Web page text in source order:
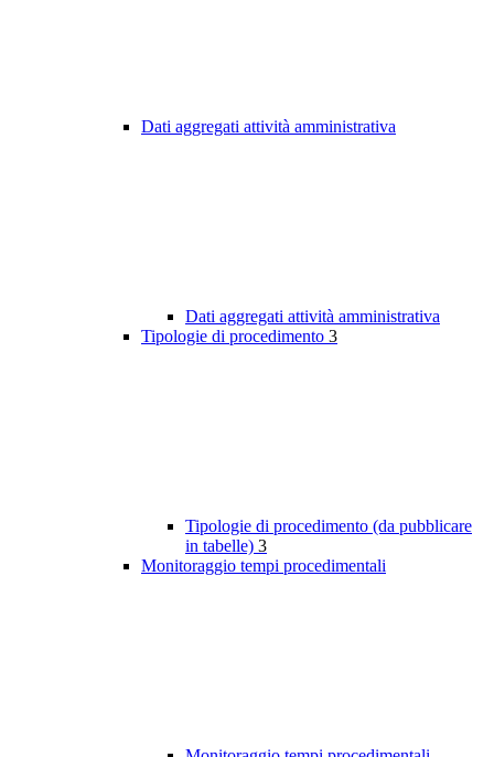
Dati aggregati attività amministrativa
Dati aggregati attività amministrativa
Tipologie di procedimento 3
Tipologie di procedimento (da pubblicare
in tabelle) 3
Monitoraggio tempi procedimentali